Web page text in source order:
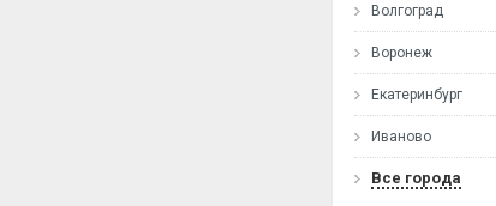
Волгоград
Воронеж
Екатеринбург
Иваново
Все города